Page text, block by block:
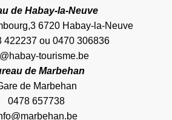
de Habay-la-Neuve
6720 Habay-la-Neuve
422237 ou 0470 306836
tourisme.be
de Marbehan
de Marbehan
0478 657738